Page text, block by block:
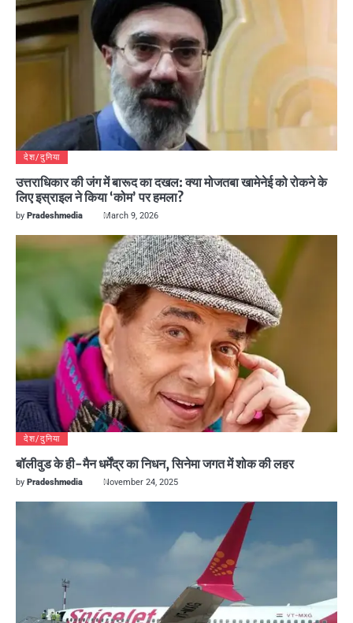
देश/दुनिया
उत्तराधिकार की जंग में बारूद का दखल: क्या मोजतबा खामेनेई को रोकने के
लिए इस्राइल ने किया ‘कोम’ पर हमला?
by Pradeshmedia March 9, 2026
देश/दुनिया
बॉलीवुड के ही-मैन धर्मेंद्र का निधन, सिनेमा जगत में शोक की लहर
by Pradeshmedia November 24, 2025